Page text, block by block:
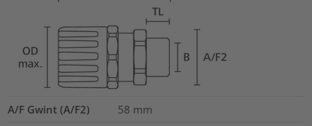
A/F Gwint (A/F2) 58 mm